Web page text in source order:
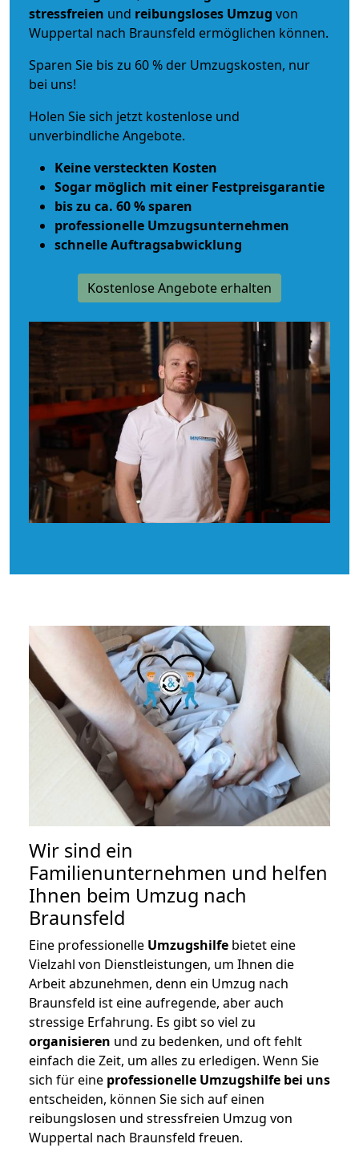
stressfreien und reibungsloses Umzug von
Wuppertal nach Braunsfeld ermöglichen können.
Sparen Sie bis zu 60 % der Umzugskosten, nur
bei uns!
Holen Sie sich jetzt kostenlose und
unverbindliche Angebote.
Keine versteckten Kosten
Sogar möglich mit einer Festpreisgarantie
bis zu ca. 60 % sparen
professionelle Umzugsunternehmen
schnelle Auftragsabwicklung
Kostenlose Angebote erhalten
Wir sind ein
Familienunternehmen und helfen
Ihnen beim Umzug nach
Braunsfeld
Eine professionelle Umzugshilfe bietet eine
Vielzahl von Dienstleistungen, um Ihnen die
Arbeit abzunehmen, denn ein Umzug nach
Braunsfeld ist eine aufregende, aber auch
stressige Erfahrung. Es gibt so viel zu
organisieren und zu bedenken, und oft fehlt
einfach die Zeit, um alles zu erledigen. Wenn Sie
sich für eine professionelle Umzugshilfe bei uns
entscheiden, können Sie sich auf einen
reibungslosen und stressfreien Umzug von
Wuppertal nach Braunsfeld freuen.